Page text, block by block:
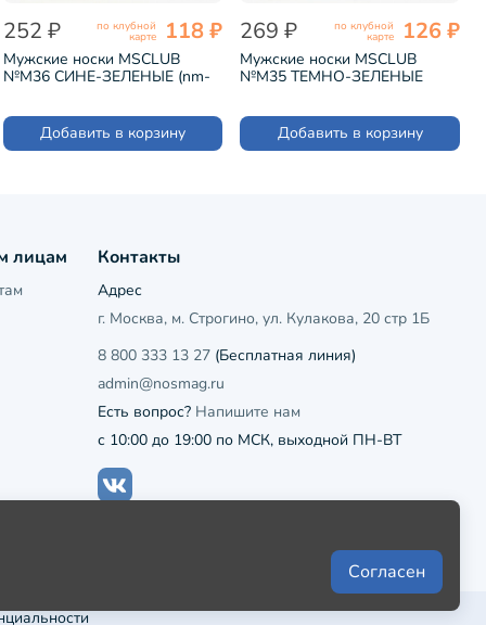
252 ₽ по клубной
карте 118 ₽
Мужские носки MSCLUB
№М36 СИНЕ-ЗЕЛЕНЫЕ (nm-
Добавить в корзину
269 ₽ по клубной
карте 126 ₽
Мужские носки MSCLUB
№М35 ТЕМНО-ЗЕЛЕНЫЕ
Добавить в корзину
лицам Контакты
Адрес
г. Москва, м. Строгино, ул. Кулакова, 20 стр 1Б
8 800 333 13 27(Бесплатная линия)
admin@nosmag.ru
Есть вопрос? Напишите нам
с 10:00 до 19:00 по МСК, выходной ПН-ВТ
Согласен